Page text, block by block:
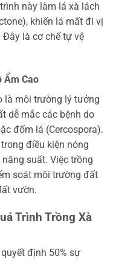
này làm lá xà lách
khiến lá mất đi vị
là cơ chế tự vệ
Ẩm Cao
là môi trường lý tưởng
dễ mắc các bệnh do
đốm lá (Cercospora).
điều kiện nóng
suất. Việc trồng
soát môi trường đất
vườn.
Trình Trồng Xà
định 50% sự